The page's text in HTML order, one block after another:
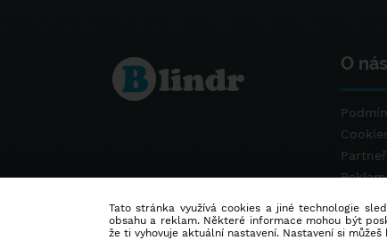
O nás
Tato stránka využívá cookies a jiné technologie
obsahu a reklam. Některé informace mohou být
že ti vyhovuje aktuální nastavení. Nastavení si